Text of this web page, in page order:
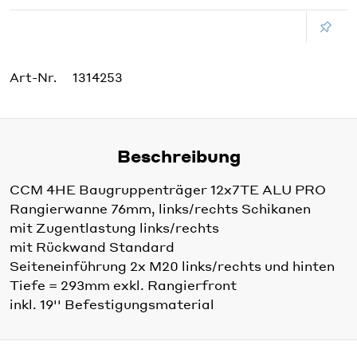
Art-Nr. 1314253
Beschreibung
CCM 4HE Baugruppenträger 12x7TE ALU PRO
Rangierwanne 76mm, links/rechts Schikanen
mit Zugentlastung links/rechts
mit Rückwand Standard
Seiteneinführung 2x M20 links/rechts und hinten
Tiefe = 293mm exkl. Rangierfront
inkl. 19'' Befestigungsmaterial